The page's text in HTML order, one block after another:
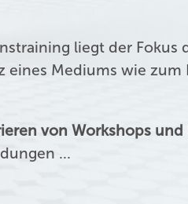
liegt der Fokus
eines Mediums wie
von Workshops und
…